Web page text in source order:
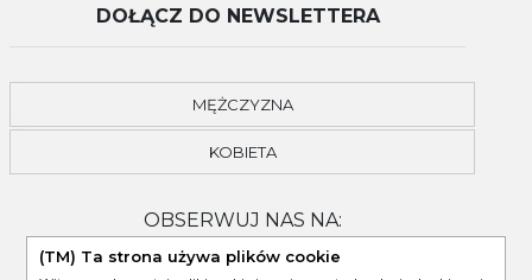
DOŁĄCZ DO NEWSLETTERA
MĘŻCZYZNA
KOBIETA
OBSERWUJ NAS NA:
(TM) Ta strona używa plików cookie